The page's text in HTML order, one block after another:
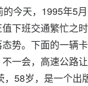
的今天，1995年5
下班交通繁忙之
势。下面的一辆
一会，高速公路
，58岁，是一个